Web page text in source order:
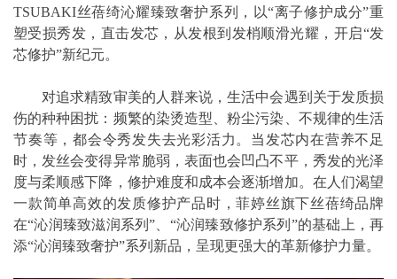
TSUBAKI丝蓓绮沁耀臻致奢护系列，以“离子修护成分”重
塑受损秀发，直击发芯，从发根到发梢顺滑光耀，开启“发
芯修护”新纪元。
对追求精致审美的人群来说，生活中会遇到关于发质损
伤的种种困扰：频繁的染烫造型、粉尘污染、不规律的生活
节奏等，都会令秀发失去光彩活力。当发芯内在营养不足
时，发丝会变得异常脆弱，表面也会凹凸不平，秀发的光泽
度与柔顺感下降，修护难度和成本会逐渐增加。在人们渴望
一款简单高效的发质修护产品时，菲婷丝旗下丝蓓绮品牌
在“沁润臻致滋润系列”、“沁润臻致修护系列”的基础上，再
添“沁润臻致奢护”系列新品，呈现更强大的革新修护力量。